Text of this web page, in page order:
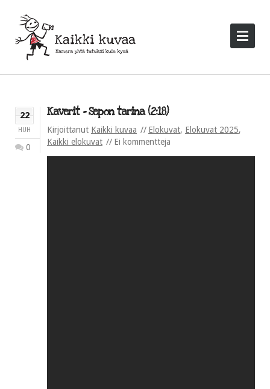
22
HUH
0
Kaverit – Sepon tarina (2:18)
Kirjoittanut Kaikki kuvaa Elokuvat, Elokuvat 2025,
Kaikki elokuvat
Ei kommentteja